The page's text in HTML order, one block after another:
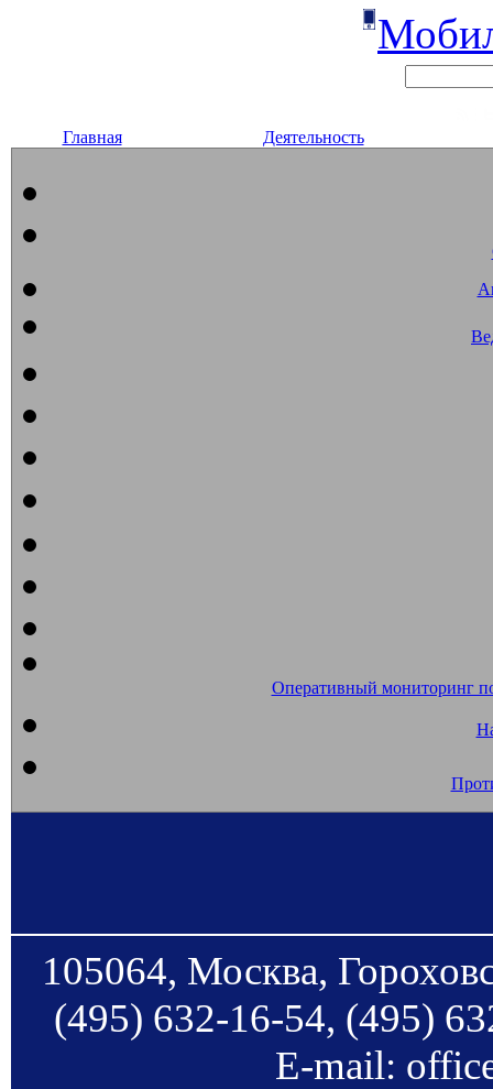
Главная Деятельность
Оперативный мониторинг
105064, Москва,
(495) 632-16-54, (495)
E-mail: